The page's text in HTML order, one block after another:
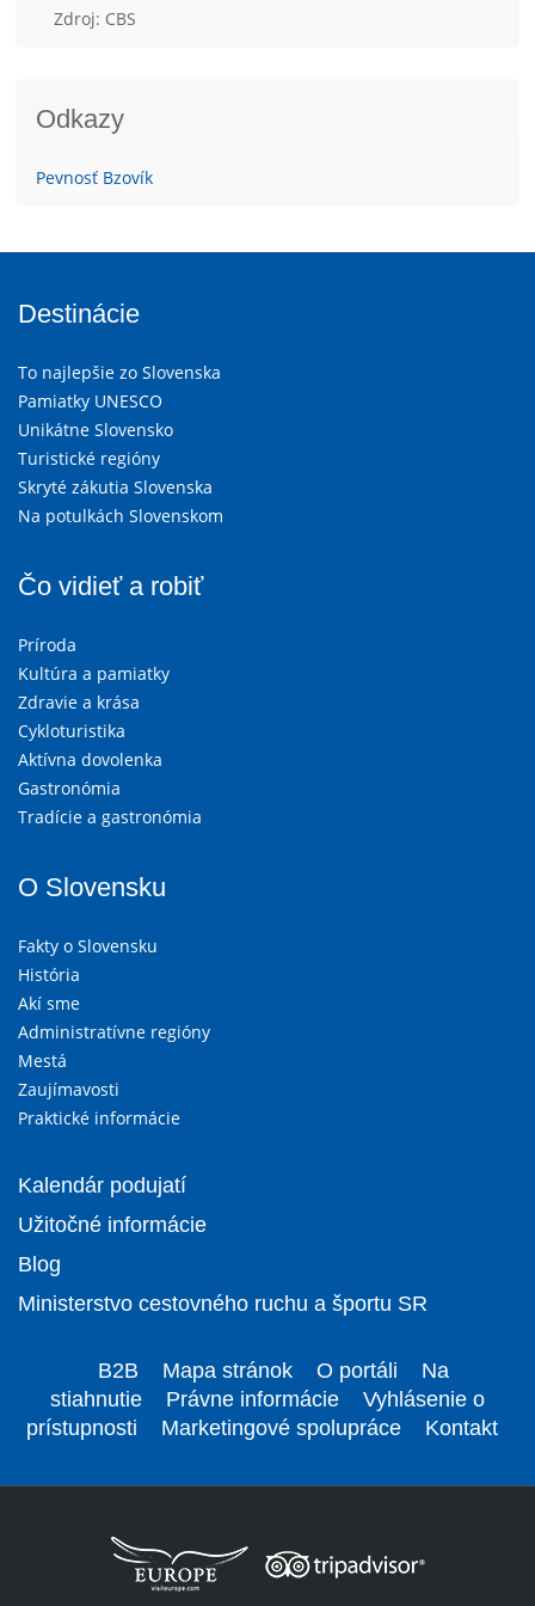
Zdroj: CBS
Odkazy
Pevnosť Bzovík
Destinácie
To najlepšie zo Slovenska
Pamiatky UNESCO
Unikátne Slovensko
Turistické regióny
Skryté zákutia Slovenska
Na potulkách Slovenskom
Čo vidieť a robiť
Príroda
Kultúra a pamiatky
Zdravie a krása
Cykloturistika
Aktívna dovolenka
Gastronómia
Tradície a gastronómia
O Slovensku
Fakty o Slovensku
História
Akí sme
Administratívne regióny
Mestá
Zaujímavosti
Praktické informácie
Kalendár podujatí
Užitočné informácie
Blog
Ministerstvo cestovného ruchu a športu SR
B2B Mapa stránok O portáli
Na
stiahnutie
Právne informácie
Vyhlásenie o
prístupnosti
Marketingové spolupráce Kontakt